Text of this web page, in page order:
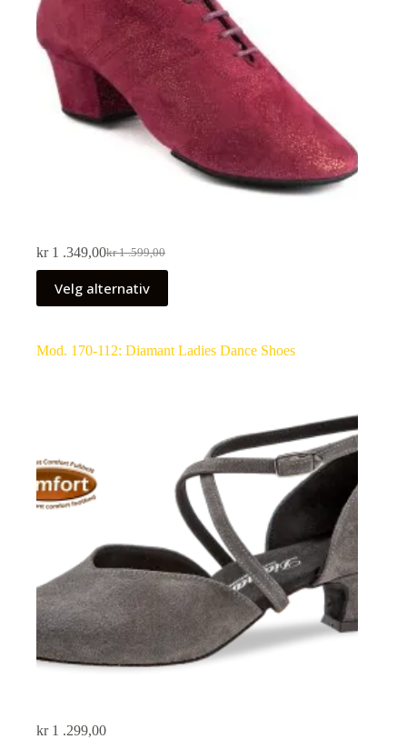
kr1 .599,00
kr1 .349,00
Velg alternativ
Mod. 170-112: Diamant Ladies Dance Shoes
kr1 .299,00